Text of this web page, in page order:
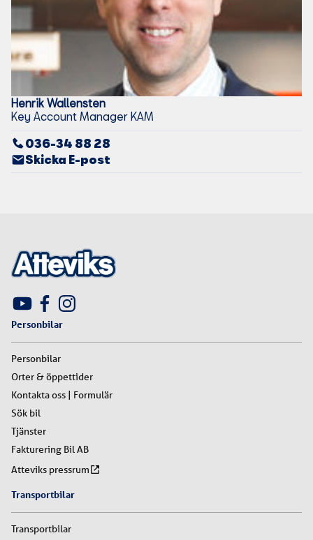
Henrik Wallensten
Key Account Manager KAM
036-34 88 28
Skicka E-post
Personbilar
Personbilar
Orter & öppettider
Kontakta oss | Formulär
Sök bil
Tjänster
Fakturering Bil AB
Atteviks pressrum
Transportbilar
Transportbilar